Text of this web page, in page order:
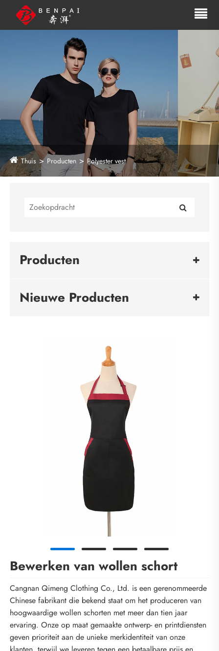
Thuis Producten Polyester vest
Producten
Nieuwe Producten
Bewerken van wollen schort
Cangnan Qimeng Clothing Co., Ltd. is een gerenommeerde
Chinese fabrikant die bekend staat om het produceren van
hoogwaardige wollen schorten met meer dan tien jaar
ervaring. Onze op maat gemaakte ontwerp- en printdiensten
geven prioriteit aan de unieke merkidentiteit van onze